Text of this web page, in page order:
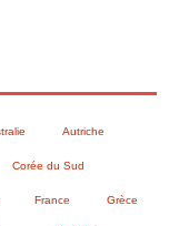
Autriche
Corée du Sud
France Grèce